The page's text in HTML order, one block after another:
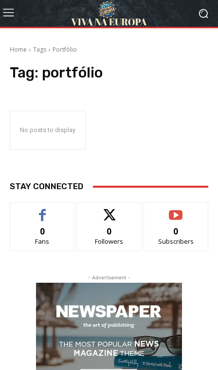
Home Tags Portfólio
Tag: portfólio
No posts to display
STAY CONNECTED
0
Fans
0
Followers
0
Subscribers
- Advertisement -